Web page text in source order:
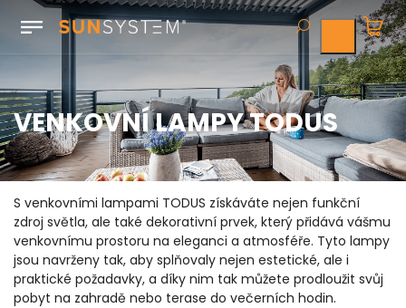
VENKOVNÍ LAMPY TODUS
S venkovními lampami TODUS získáváte nejen funkční
zdroj světla, ale také dekorativní prvek, který přidává vášmu
venkovnímu prostoru na eleganci a atmosféře. Tyto lampy
jsou navrženy tak, aby splňovaly nejen estetické, ale i
praktické požadavky, a díky nim tak můžete prodloužit svůj
pobyt na zahradě nebo terase do večerních hodin.